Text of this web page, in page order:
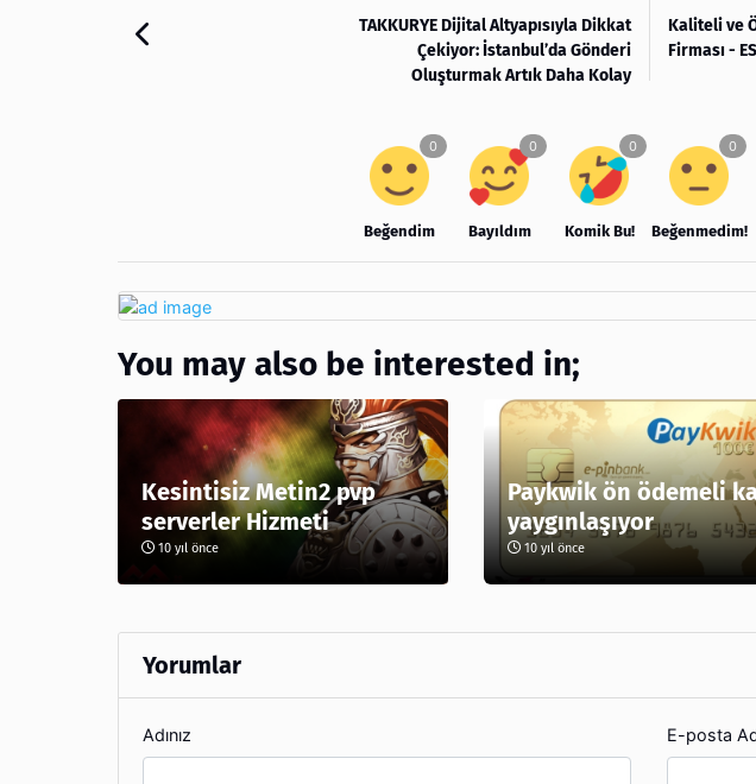
TAKKURYE Dijital Altyapısıyla Dikkat
Çekiyor: İstanbul’da Gönderi
Oluşturmak Artık Daha Kolay
Kaliteli ve
Firması -
Beğendim Bayıldım Komik Bu! Beğenmedim!
You may also be interested in;
Kesintisiz Metin2 pvp
serverler Hizmeti
10 yıl önce
Paykwik ön ödemeli
yaygınlaşıyor
10 yıl önce
Yorumlar
Adınız E-posta